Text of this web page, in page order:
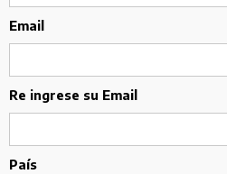
Email
Re ingrese su Email
País